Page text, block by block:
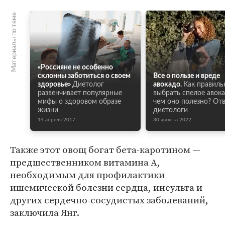
Материалы по теме
«Россияне не особенно
склонны заботиться о своем
здоровье» Диетолог
развенчивает популярные
мифы о здоровом образе
жизни
14 апреля 2017
Все о пользе и вреде
авокадо. Как
выбрать спелое
чем оно полезно?
диетологи
30 августа 2022
Также этот овощ богат бета-каротином —
предшественником витамина А,
необходимым для профилактики
ишемической болезни сердца, инсульта и
других сердечно-сосудистых заболеваний,
заключила Янг.